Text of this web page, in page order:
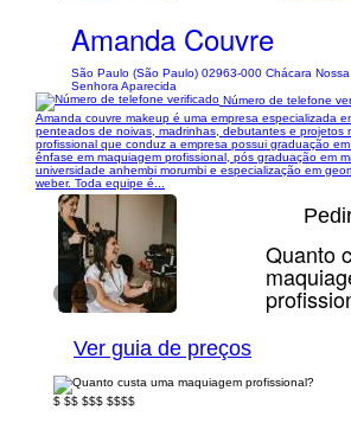
Amanda Couvre
São Paulo (São Paulo) 02963-000 Chácara Nossa
Senhora Aparecida
Número de telefone
Amanda couvre makeup é uma empresa especializada
penteados de noivas, madrinhas, debutantes e projetos
profissional que conduz a empresa possui graduação
ênfase em maquiagem profissional, pós graduação em
universidade anhembi morumbi e especialização em
weber. Toda equipe é...
1/12
Quanto
Ver guia de preços
$ $$ $$$ $$$$